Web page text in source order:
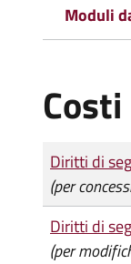
Moduli
Costi
Tipo di
Importo
Diritti di
(per
Diritti di
(per